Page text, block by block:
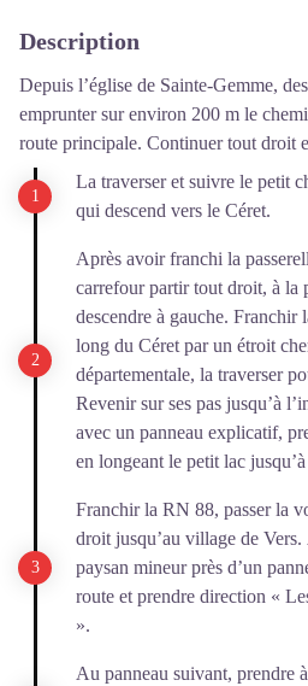
Description
Depuis l’église de Sainte-Gemme,
emprunter sur environ 200 m le
route principale. Continuer tout droit
La traverser et suivre le petit
qui descend vers le Céret.
Après avoir franchi la
carrefour partir tout droit, à la
descendre à gauche. Franchir
long du Céret par un étroit
départementale, la traverser
Revenir sur ses pas jusqu’à
avec un panneau explicatif,
en longeant le petit lac
Franchir la RN 88, passer la
droit jusqu’au village de
paysan mineur près d’un
route et prendre direction «
».
Au panneau suivant, prendre